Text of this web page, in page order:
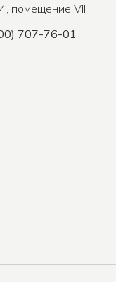
помещение VII
707-76-01